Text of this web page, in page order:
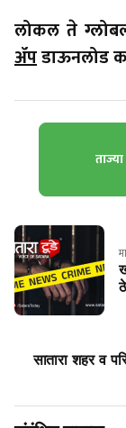
लोकल ते
ॲपडाऊनलोड
सातारा शहर व